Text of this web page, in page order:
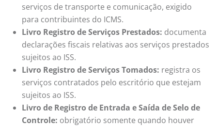
serviços de transporte e comunicação, exigido
para contribuintes do ICMS.
Livro Registro de Serviços Prestados: documenta
declarações fiscais relativas aos serviços prestados
sujeitos ao ISS.
Livro Registro de Serviços Tomados: registra os
serviços contratados pelo escritório que estejam
sujeitos ao ISS.
Livro de Registro de Entrada e Saída de Selo de
Controle: obrigatório somente quando houver